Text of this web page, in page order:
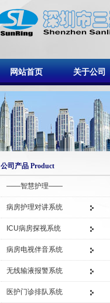
网站首页 关于公司
公司产品 Product
——智慧护理——
病房护理对讲系统
ICU病房探视系统
病房电视伴音系统
无线输液报警系统
医护门诊排队系统